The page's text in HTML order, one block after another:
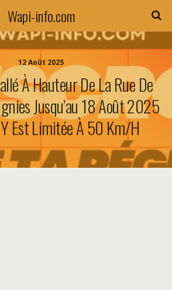
Wapi-info.com
12 Août 2025
À Hauteur De La Rue De
Jusqu’au 18 Août 2025
Est Limitée À 50 Km/h